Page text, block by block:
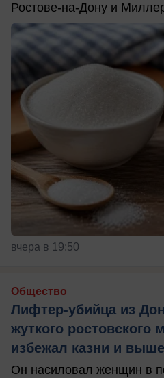
Ростове-на-Дону и
вчера в 19:50
Общество
Лифтер-убийца из
жуткого ростовского
избежал казни и
Он насиловал женщин в